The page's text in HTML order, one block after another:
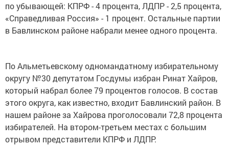
по убывающей: КПРФ - 4 процента, ЛДПР - 2,5 процента,
«Справедливая Россия» - 1 процент. Остальные партии
в Бавлинском районе набрали менее одного процента.
По Альметьевскому одномандатному избирательному
округу №30 депутатом Госдумы избран Ринат Хайров,
который набрал более 79 процентов голосов. В состав
этого округа, как известно, входит Бавлинский район. В
нашем районе за Хайрова проголосовали 72,8 процента
избирателей. На втором-третьем местах с большим
отрывом представители КПРФ и ЛДПР.